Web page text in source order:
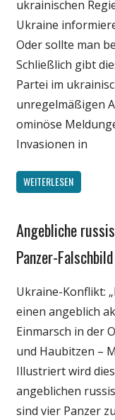
ukrainischen
Ukraine
Oder sollte man
Schließlich gibt
Partei im
unregelmäßigen
ominöse
Invasionen in
WEITERLESEN
Gesellschaft
Politik
Angebliche
Panzer-Falschbild
Ukraine-Konflikt:
einen angeblich
Einmarsch in der
und Haubitzen –
Illustriert wird
angeblichen
sind vier Panzer